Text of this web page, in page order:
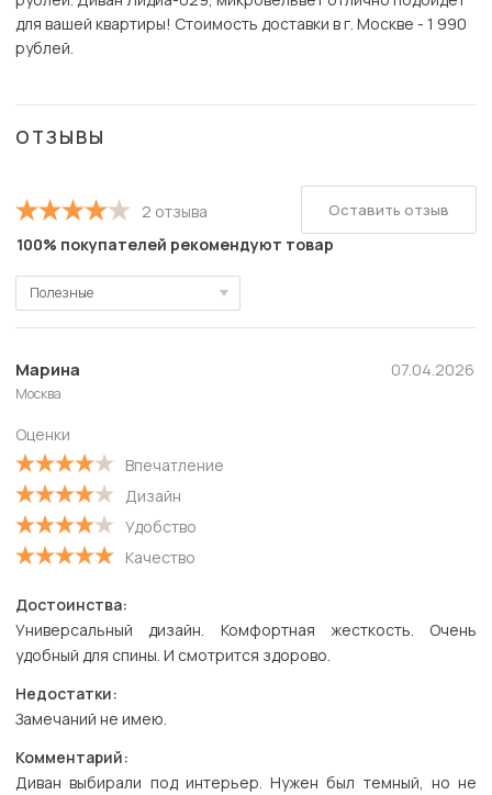
для вашей квартиры! Стоимость доставки в г. Москве - 1 990
рублей.
ОТЗЫВЫ
2 отзыва
100% покупателей рекомендуют товар
Полезные
Полезные
Новые
Старые
С высокой оценкой
С низкой оценкой
Марина
Москва
Оценки
Впечатление
Дизайн
Удобство
Качество
07.04.2026
Достоинства:
Универсальный дизайн. Комфортная жесткость. Очень
удобный для спины. И смотрится здорово.
Недостатки:
Замечаний не имею.
Комментарий:
Диван выбирали под интерьер. Нужен был темный, но не
Оставить отзыв